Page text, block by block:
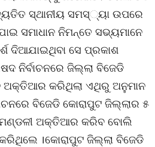
ସ୍ଥାନୀୟ ସମସ୍୍ୟା ଉପରେ
ସମାଧାନ ନିମନ୍ତେ ସଭ୍ୟମାନେ
ଦିଆଯାଇଥିବା ସେ ପ୍ରକାଶ
ନିର୍ବାଚନରେ ଜିଲ୍ଲା ବିଜେଡି
ଅକ୍ତିଆର କରିଥିଲା ଏଥିରୁ ଅନୁମାନ
ବିଜେଡି କୋରାପୁଟ ଜିଲ୍ଲାର ୫
ମଣ୍ଡଳୀ ଅକ୍ତିଆର କରିବ ବୋଲି
।କୋରାପୁଟ ଜିଲ୍ଲା ବିଜେଡି